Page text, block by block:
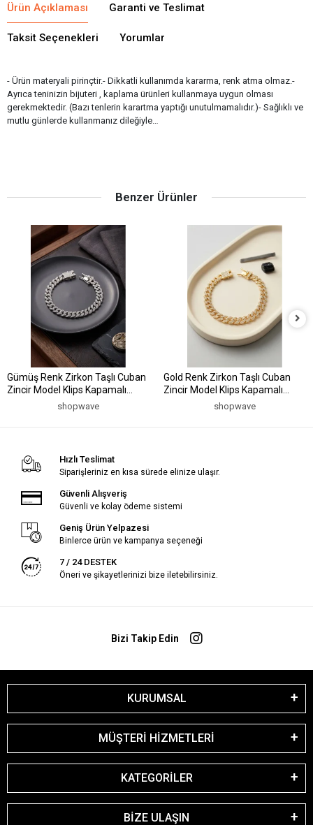
Ürün Açıklaması Garanti ve Teslimat
Taksit Seçenekleri Yorumlar
- Ürün materyali pirinçtir.- Dikkatli kullanımda kararma, renk atma olmaz.-
Ayrıca teninizin bijuteri , kaplama ürünleri kullanmaya uygun olması
gerekmektedir. (Bazı tenlerin karartma yaptığı unutulmamalıdır.)- Sağlıklı ve
mutlu günlerde kullanmanız dileğiyle…
Benzer Ürünler
Gümüş Renk Zirkon Taşlı Cuban
Zincir Model Klips Kapamalı
Erkek Bileklikshopwave
Gold Renk Zirkon Taşlı Cuban
Zincir Model Klips Kapamalı
Erkek Bileklikshopwave
Hızlı Teslimat
Siparişleriniz en kısa sürede elinize ulaşır.
Güvenli Alışveriş
Güvenli ve kolay ödeme sistemi
Geniş Ürün Yelpazesi
Binlerce ürün ve kampanya seçeneği
7 / 24 DESTEK
Öneri ve şikayetlerinizi bize iletebilirsiniz.
Bizi Takip Edin
KURUMSAL
MÜŞTERİ HİZMETLERİ
KATEGORİLER
BİZE ULAŞIN